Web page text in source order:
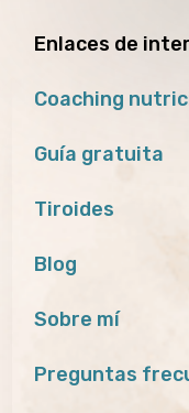
Enlaces de
Coaching
Guía gratuita
Tiroides
Blog
Sobre mí
Preguntas